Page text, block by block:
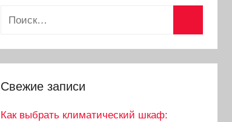
Найти:
Свежие записи
Как выбрать климатический шкаф: